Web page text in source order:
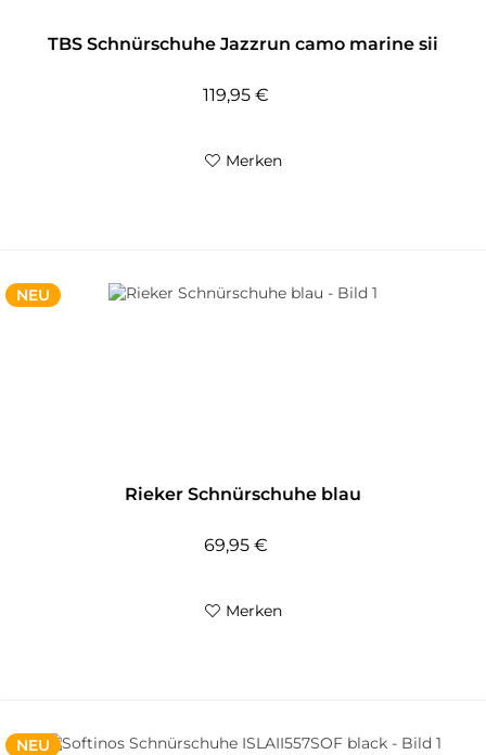
TBS Schnürschuhe Jazzrun camo marine sii
119,95 €
Merken
NEU
Rieker Schnürschuhe blau
69,95 €
Merken
NEU